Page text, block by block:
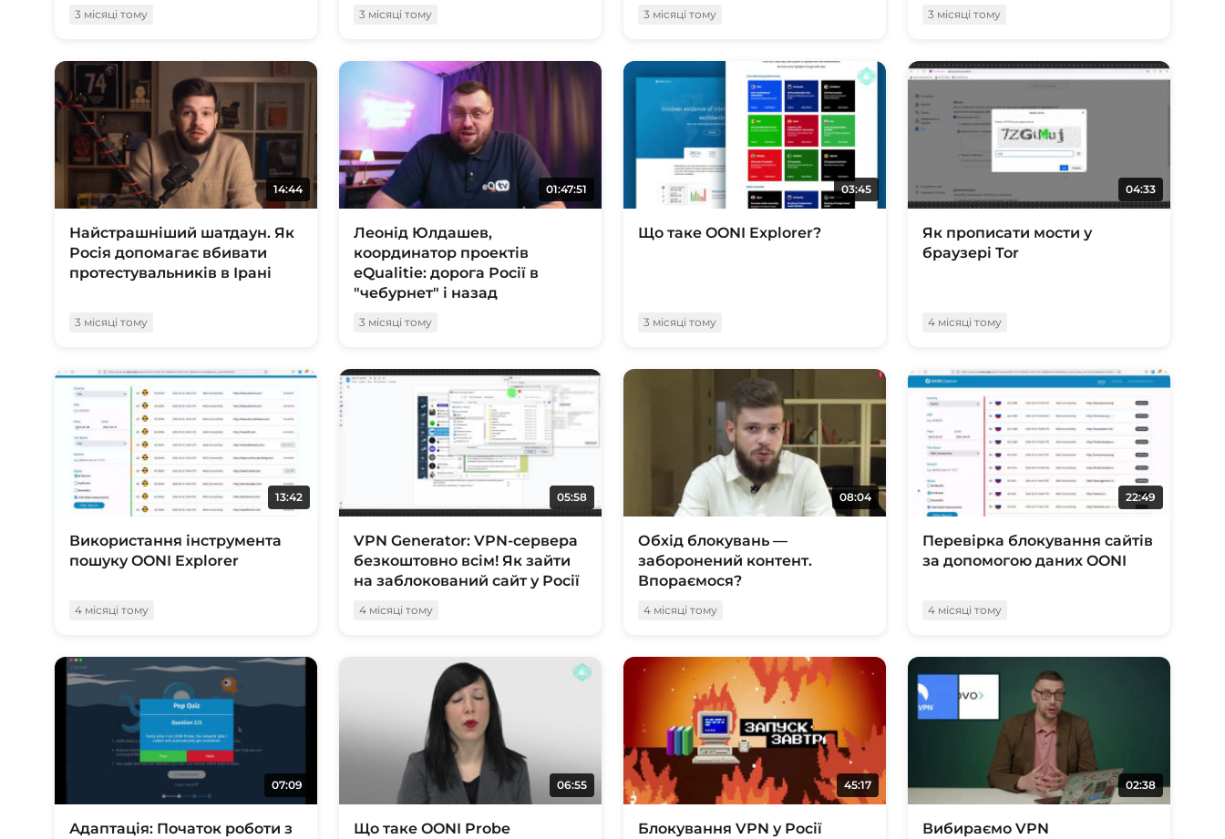
3 місяці тому 3 місяці тому 3 місяці тому 3 місяці тому
14:44
Найстрашніший шатдаун. Як
Росія допомагає вбивати
протестувальників в Ірані
3 місяці тому
01:47:51
Леонід Юлдашев,
координатор проектів
eQualitie: дорога Росії в
"чебурнет" і назад
3 місяці тому
03:45
Що таке OONI Explorer?
3 місяці тому
04:33
Як прописати мости у
браузері Tor
4 місяці тому
13:42
Використання інструмента
пошуку OONI Explorer
4 місяці тому
05:58
VPN Generator: VPN-сервера
безкоштовно всім! Як зайти
на заблокований сайт у Росії
4 місяці тому
08:04
Обхід блокувань —
заборонений контент.
Впораємося?
4 місяці тому
22:49
Перевірка блокування сайтів
за допомогою даних OONI
4 місяці тому
07:09
Адаптація: Початок роботи з
06:55
Що таке OONI Probe
45:17
Блокування VPN у Росії
02:38
Вибираємо VPN